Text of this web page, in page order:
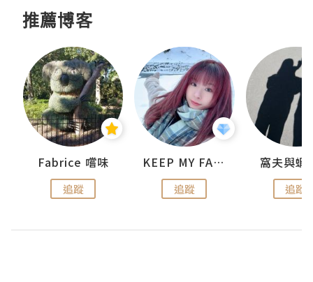
推薦博客
Fabrice 嚐味
追蹤
KEEP MY FAITH
追蹤
窩夫與蝦
追蹤